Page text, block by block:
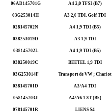
06AD145701G A4 2,0 TFSI (B7)
03G253014H A3 2,0 TDI. Golf TDI
028145702N A4 1,9 TDI (B5)
038253019D A3 1,9 TDI
038145702L A4 1,9 TDI (B5)
038250019C BEETEL 1,9 TDI
03G253014F Transport de VW ; Chariot
038145701D A3/A4 TDI
058145703J A4/A6 1.8T (B5)
078145701R LIENS S4